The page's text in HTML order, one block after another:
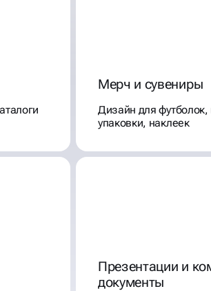
Мерч и сувениры
Дизайн для
упаковки, наклеек
Презентации и
документы